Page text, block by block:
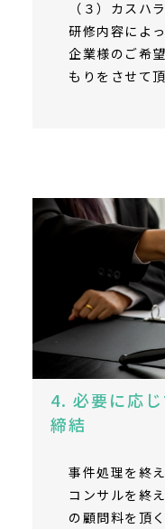
（３）カスハ
研修内容によ
企業様のご希
もりをさせて頂
4. 必要に応
締結
事件処理を終
コンサルを終
の顧問料を頂